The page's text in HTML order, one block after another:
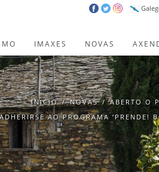
IMAXES NOVAS
INICIO / NOVAS / ABERTO O
ADHERIRSE AO PROGRAMA ‘PRENDE!